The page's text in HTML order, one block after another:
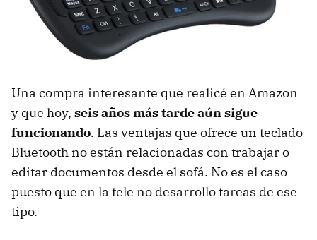
Una compra interesante que realicé en Amazon
y que hoy, seis años más tarde aún sigue
funcionando. Las ventajas que ofrece un teclado
Bluetooth no están relacionadas con trabajar o
editar documentos desde el sofá. No es el caso
puesto que en la tele no desarrollo tareas de ese
tipo.